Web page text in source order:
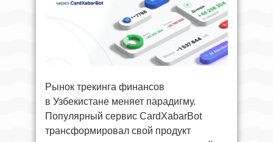
Рынок трекинга финансов
в Узбекистане меняет парадигму.
Популярный сервис CardXabarBot
трансформировал свой продукт